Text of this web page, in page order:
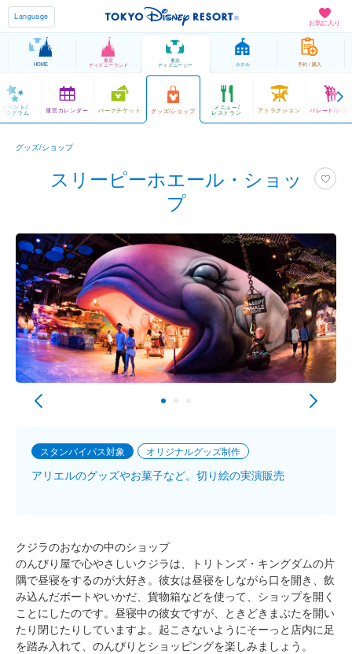
お気に入り
Language
HOME
東京
ディズニーランド
東京
ディズニーシー ホテル 予約 / 購入
イベント/
ログラム 運営カレンダー パークチケット グッズ/ショップ メニュー/
レストラン アトラクション パレード/ショ
グッズ/ショップ
スリーピーホエール・ショッ
プ
スタンバイパス対象 オリジナルグッズ制作
アリエルのグッズやお菓子など。切り絵の実演販売
クジラのおなかの中のショップ
のんびり屋で心やさしいクジラは、トリトンズ・キングダムの片
隅で昼寝をするのが大好き。彼女は昼寝をしながら口を開き、飲
み込んだボートやいかだ、貨物箱などを使って、ショップを開く
ことにしたのです。昼寝中の彼女ですが、ときどきまぶたを開い
たり閉じたりしていますよ。起こさないようにそーっと店内に足
を踏み入れて、のんびりとショッピングを楽しみましょう。